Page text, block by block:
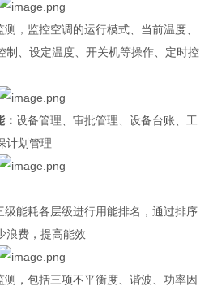
测，监控空调的运行模式、当前温度、
制、设定温度、开关机等操作、定时控
：设备管理、审批管理、设备台账、工
计划管理
级能耗各层级进行用能排名，通过排序
浪费，提高能效
测，包括三项不平衡度、谐波、功率因